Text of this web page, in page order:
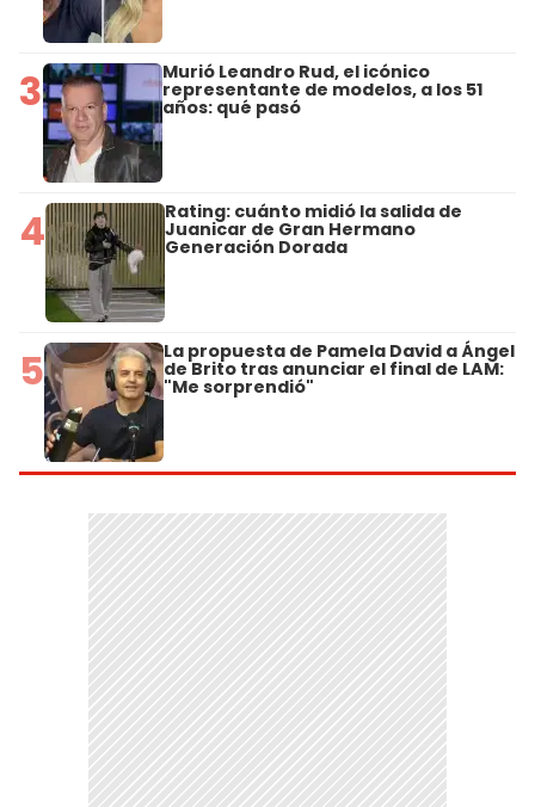
3 Murió Leandro Rud, el icónico
representante de modelos, a los 51
años: qué pasó
4 Rating: cuánto midió la salida de
Juanicar de Gran Hermano
Generación Dorada
5 La propuesta de Pamela David a Ángel
de Brito tras anunciar el final de LAM:
"Me sorprendió"